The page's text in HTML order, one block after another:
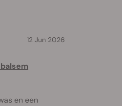
12 Jun 2026
en een